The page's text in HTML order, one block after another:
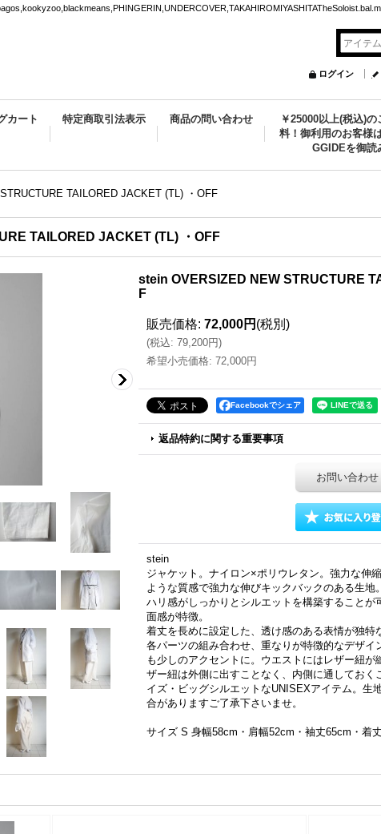
ログイン
カート 特定商取引法表示 商品の問い合わせ
￥25000以上(税込)
料！御利用のお客様
GGIDEを御読
TAILORED JACKET (TL) ・OFF
TAILORED JACKET (TL) ・OFF
stein OVERSIZED NEW STRUCTURE
F
販売価格: 72,000円 (税別)
(税込: 79,200円)
希望小売価格: 72,000円
Facebookでシェア
返品特約に関する重要事項
お問い合わせ
stein
ジャケット。ナイロン×ポリウレタン。強力な伸
ような質感で強力な伸びキックバックのある生
ハリ感がしっかりとシルエットを構築すること
面感が特徴。
着丈を長めに設定した、透け感のある表情が独
各パーツの組み合わせ、重なりが特徴的なデザ
も少しのアクセントに。ウエストにはレザー紐
ザー紐は外側に出すことなく、内側に通してお
イズ・ビッグシルエットなUNISEXアイテム。生
合がありますご了承下さいませ。
サイズ S 身幅58cm・肩幅52cm・袖丈65cm・着